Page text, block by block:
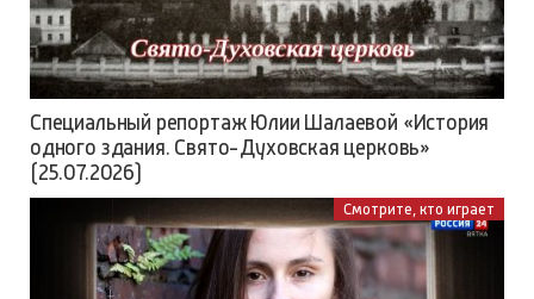
Специальный репортаж Юлии Шалаевой «История
одного здания. Свято-Духовская церковь»
(25.07.2026)
Смотрите, кто играет